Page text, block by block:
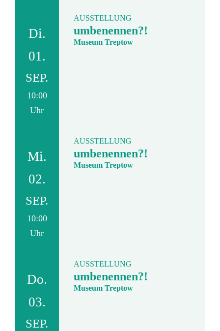
Di.
01.
SEP.
10:00
Uhr
AUSSTELLUNG
umbenennen?!
Museum Treptow
Mi.
02.
SEP.
10:00
Uhr
AUSSTELLUNG
umbenennen?!
Museum Treptow
Do.
03.
SEP.
AUSSTELLUNG
umbenennen?!
Museum Treptow